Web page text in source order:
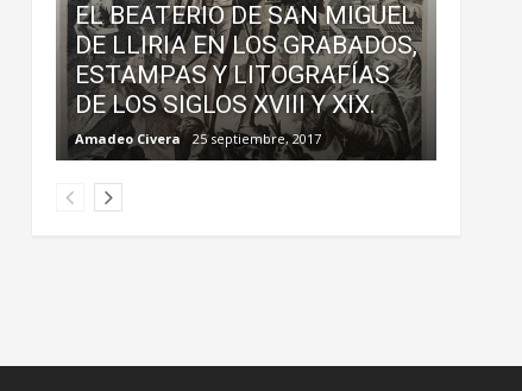
EL BEATERIO DE SAN MIGUEL
DE LLIRIA EN LOS GRABADOS,
ESTAMPAS Y LITOGRAFÍAS
DE LOS SIGLOS XVIII Y XIX.
Amadeo Civera 25 septiembre, 2017